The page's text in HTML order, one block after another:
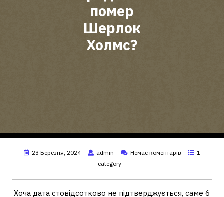
помер
Шерлок
Холмс?
23 Березня, 2024 admin Немає коментарів
1
category
Хоча дата стовідсотково не підтверджується, саме 6